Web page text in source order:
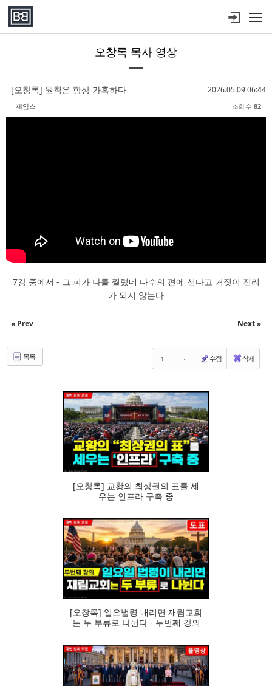
오창록 목사 영상
2026.05.09 06:44
[오창록] 원칙은 항상 가혹하다
제임스 조회 수 82
7강 중에서 - 그 피가 나를 찔렀네 다수의 편에 선다고 거짓이 진리
가 되지 않는다
« Prev Next »
목록 수정 삭제
102
[오창록] 교황의 최상권의 표를 세
우는 인프라 구축 중
105
[오창록] 일요법령 내리면 재림교회
는 두 부류로 나뉜다 - 두번째 강의
107
Sketchbook5, 스케치북5
Sketchbook5, 스케치북5
Sketchbook5, 스케치북5
Sketchbook5, 스케치북5